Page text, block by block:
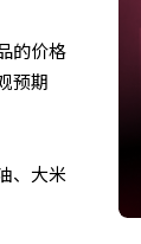
的价格
预期
、大米